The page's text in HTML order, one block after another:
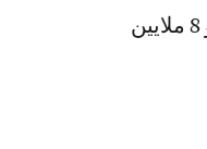
وانضم أوناحي لمارسيليا في في 29 يناير 2023 قادماً من أنجي، مقابل نحو 8 ملايين